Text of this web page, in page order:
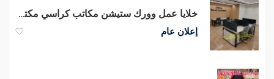
خلايا عمل وورك ستيشن مكاتب كراسي مكتب معارض اثاث مكتبي بالمهندسين
إعلان عام